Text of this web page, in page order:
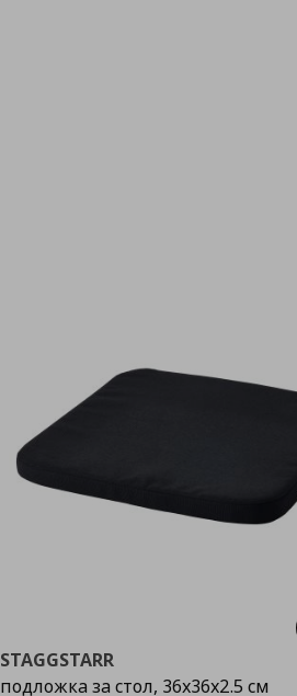
STAGGSTARR
подложка за стол, 36x36x2.5 см